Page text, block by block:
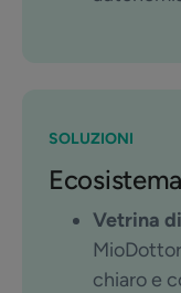
SOLUZIONI
Vetrina
chiaro e